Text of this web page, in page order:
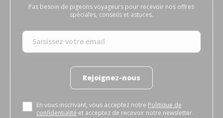
Pas besoin de pigeons voyageurs pour recevoir nos offres
spéciales, conseils et astuces.
Rejoignez-nous
En vous inscrivant, vous acceptez notre Politique de
confidentialité et acceptez de recevoir notre newsletter.